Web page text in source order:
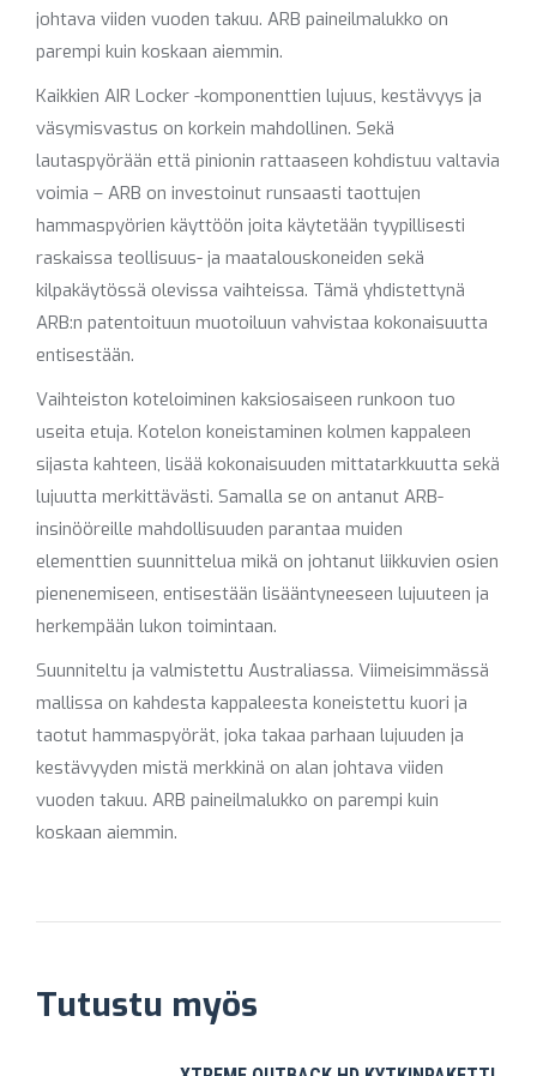
johtava viiden vuoden takuu. ARB paineilmalukko on
parempi kuin koskaan aiemmin.
Kaikkien AIR Locker -komponenttien lujuus, kestävyys ja
väsymisvastus on korkein mahdollinen. Sekä
lautaspyörään että pinionin rattaaseen kohdistuu valtavia
voimia – ARB on investoinut runsaasti taottujen
hammaspyörien käyttöön joita käytetään tyypillisesti
raskaissa teollisuus- ja maatalouskoneiden sekä
kilpakäytössä olevissa vaihteissa. Tämä yhdistettynä
ARB:n patentoituun muotoiluun vahvistaa kokonaisuutta
entisestään.
Vaihteiston koteloiminen kaksiosaiseen runkoon tuo
useita etuja. Kotelon koneistaminen kolmen kappaleen
sijasta kahteen, lisää kokonaisuuden mittatarkkuutta sekä
lujuutta merkittävästi. Samalla se on antanut ARB-
insinööreille mahdollisuuden parantaa muiden
elementtien suunnittelua mikä on johtanut liikkuvien osien
pienenemiseen, entisestään lisääntyneeseen lujuuteen ja
herkempään lukon toimintaan.
Suunniteltu ja valmistettu Australiassa. Viimeisimmässä
mallissa on kahdesta kappaleesta koneistettu kuori ja
taotut hammaspyörät, joka takaa parhaan lujuuden ja
kestävyyden mistä merkkinä on alan johtava viiden
vuoden takuu. ARB paineilmalukko on parempi kuin
koskaan aiemmin.
Tutustu myös